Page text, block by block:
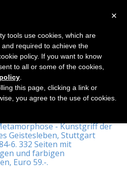
die Signatur des
- Kunstgriff der
Geistesleben, Stuttgart
6. 332 Seiten mit
und farbigen
Euro 59.-.
×
tools use cookies, which are
required to achieve the
policy. If you want to know
to all or some of the cookies,
this page, clicking a link or
you agree to the use of cookies.